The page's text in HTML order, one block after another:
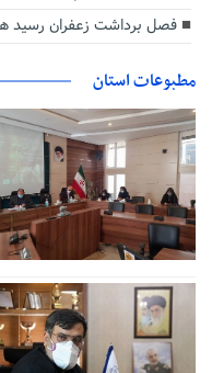
فصل برداشت زعفران رسید
مطبوعات استان